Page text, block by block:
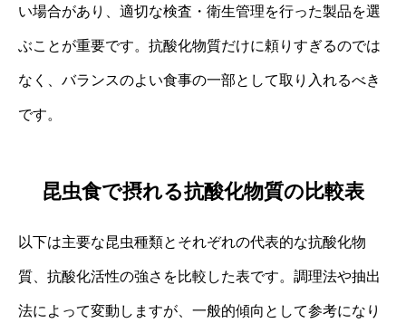
い場合があり、適切な検査・衛生管理を行った製品を選
ぶことが重要です。抗酸化物質だけに頼りすぎるのでは
なく、バランスのよい食事の一部として取り入れるべき
です。
昆虫食で摂れる抗酸化物質の比較表
以下は主要な昆虫種類とそれぞれの代表的な抗酸化物
質、抗酸化活性の強さを比較した表です。調理法や抽出
法によって変動しますが、一般的傾向として参考になり